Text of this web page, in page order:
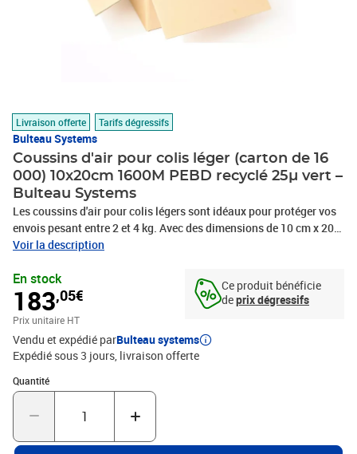
Livraison offerte Tarifs dégressifs
Bulteau Systems
Coussins d'air pour colis léger (carton de 16
000) 10x20cm 1600M PEBD recyclé 25µ vert –
Bulteau Systems
Les coussins d'air pour colis légers sont idéaux pour protéger vos
envois pesant entre 2 et 4 kg. Avec des dimensions de 10 cm x 20
cm, ces coussins sont fabriqués à partir de 95 % de matière
coussin est identifié comme un produit recyclé. Ces coussins
présentent une résistance à la soudure et à la perforation,
garantissant une rétention d'air fiable et . Leur légèreté, grâce à
une épaisseur de 25 microns, permet de réduire le poids total de
vos colis, optimisant ainsi vos coûts d'expédition. La longueur du
coussin est de 20 cm, la largeur est de 10 cm et l'épaisseur est de
25 microns. La longueur de la bobine est de 1600 m et la couleur
est vert recyclé. Le conditionnement est un carton de 16 000
coussins. Ces coussins d'air constituent une solution efficace pour
produit incluent une composition à 95 % de matière recyclée pour
Voir la description
En stock
183,05€
Prix unitaire HT
Vendu et expédié parBulteau systems
Expédié sous 3 jours livraison offerte
Ce produit bénéficie
deprix dégressifs
Quantité
Quantité : 1